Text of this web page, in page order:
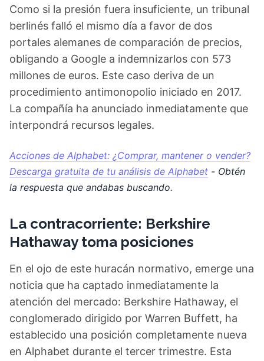
Como si la presión fuera insuficiente, un tribunal
berlinés falló el mismo día a favor de dos
portales alemanes de comparación de precios,
obligando a Google a indemnizarlos con 573
millones de euros. Este caso deriva de un
procedimiento antimonopolio iniciado en 2017.
La compañía ha anunciado inmediatamente que
interpondrá recursos legales.
Acciones de Alphabet: ¿Comprar, mantener o vender?
Descarga gratuita de tu análisis de Alphabet - Obtén
la respuesta que andabas buscando.
La contracorriente: Berkshire
Hathaway toma posiciones
En el ojo de este huracán normativo, emerge una
noticia que ha captado inmediatamente la
atención del mercado: Berkshire Hathaway, el
conglomerado dirigido por Warren Buffett, ha
establecido una posición completamente nueva
en Alphabet durante el tercer trimestre. Esta